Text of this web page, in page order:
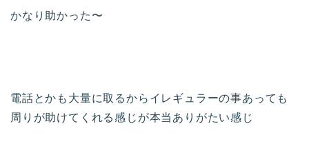
かなり助かった〜
電話とかも大量に取るからイレギュラーの事あっても
周りが助けてくれる感じが本当ありがたい感じ